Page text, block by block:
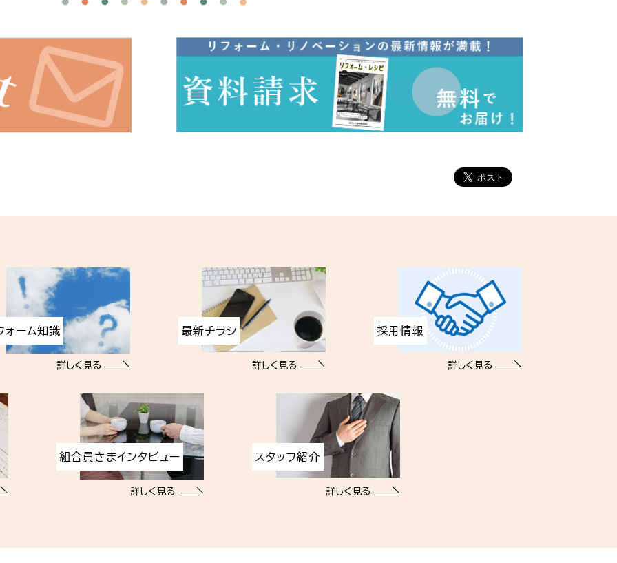
ォーム知識
詳しく見る
最新チラシ
詳しく見る
採用情報
詳しく見る
組合員さまインタビュー
詳しく見る
スタッフ紹介
詳しく見る